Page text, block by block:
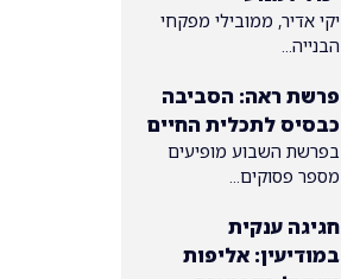
יקי אדיר, ממובילי מפקחי
הבנייה...
פרשת ראה: הסביבה
כבסיס לתכלית החיים
בפרשת השבוע מופיעים
מספר פסוקים...
חגיגה ענקית
במודיעין: אליפות